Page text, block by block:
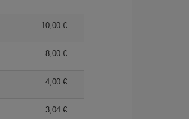
10,00 €
8,00 €
4,00 €
3,04 €